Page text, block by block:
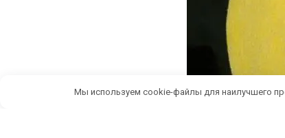
Мы используем cookie-файлы для наилучшего